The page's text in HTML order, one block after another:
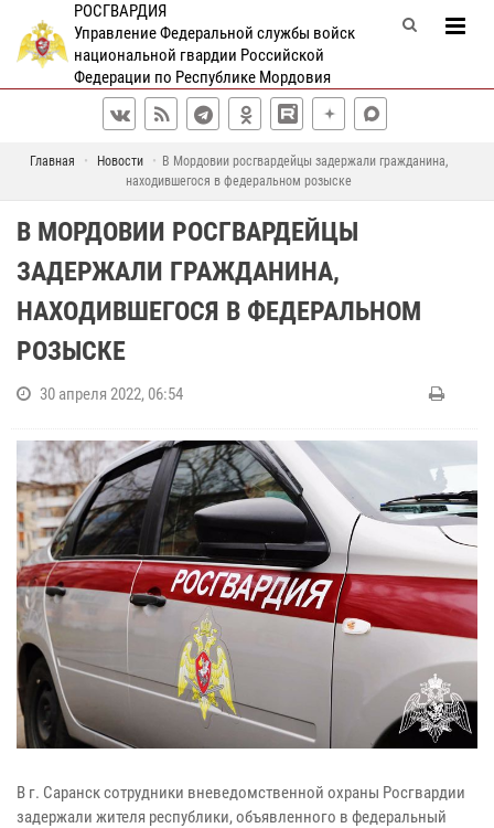
РОСГВАРДИЯ
Управление Федеральной службы войск
национальной гвардии Российской
Федерации по Республике Мордовия
Главная Новости
В Мордовии росгвардейцы задержали гражданина,
находившегося в федеральном розыске
В МОРДОВИИ РОСГВАРДЕЙЦЫ
ЗАДЕРЖАЛИ ГРАЖДАНИНА,
НАХОДИВШЕГОСЯ В ФЕДЕРАЛЬНОМ
РОЗЫСКЕ
30 апреля 2022, 06:54
В г. Саранск сотрудники вневедомственной охраны Росгвардии
задержали жителя республики, объявленного в федеральный